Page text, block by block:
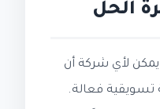
الحل
يمكن لأي شركة أن
تسويقية فعالة.